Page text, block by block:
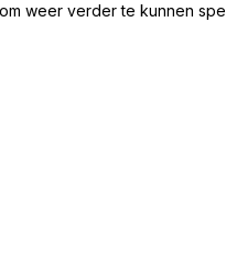
weer verder te kunnen